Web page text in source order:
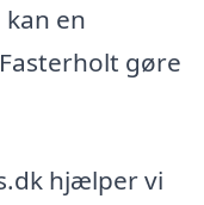
en
gøre
hjælper vi